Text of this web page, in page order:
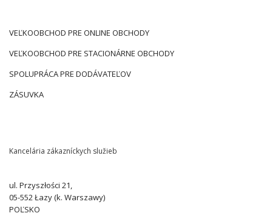
VEĽKOOBCHOD PRE ONLINE OBCHODY
VEĽKOOBCHOD PRE STACIONÁRNE OBCHODY
SPOLUPRÁCA PRE DODÁVATEĽOV
ZÁSUVKA
Kancelária zákazníckych služieb
ul. Przyszłości 21,
05-552 Łazy (k. Warszawy)
POĽSKO